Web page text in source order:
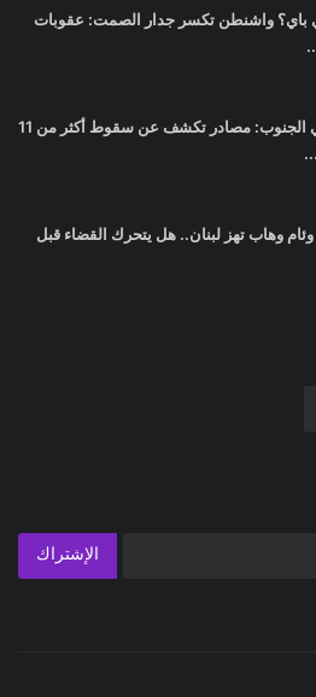
باي؟ واشنطن تكسر جدار الصمت: عقوبات
مجزرة في الجنوب: مصادر تكشف عن سقوط أكثر من 11
وئام وهاب تهز لبنان.. هل يتحرك القضاء قبل
الإشتراك